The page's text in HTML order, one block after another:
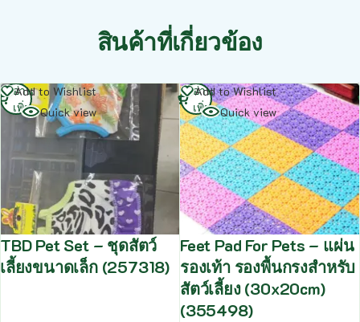
สินค้าที่เกี่ยวข้อง
Add to Wishlist
Quick view
TBD Pet Set – ชุดสัตว์
เลี้ยงขนาดเล็ก (257318)
อ่าน
เพิ่ม
Add to Wishlist
Quick view
Feet Pad For Pets – แผ่น
รองเท้า รองพื้นกรงสำหรับ
สัตว์เลี้ยง (30x20cm)
(355498)
อ่าน
เพิ่ม